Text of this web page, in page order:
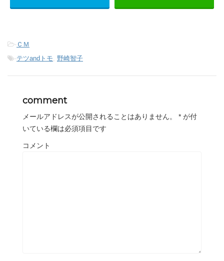
- ＣＭ
-テツandトモ, 野崎智子
comment
メールアドレスが公開されることはありません。 * が付
いている欄は必須項目です
コメント